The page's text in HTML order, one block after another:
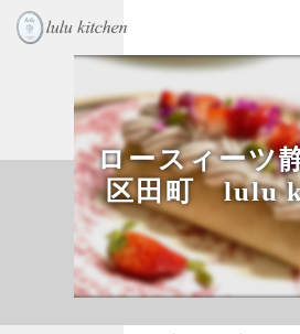
ロースィーツ
区田町 lulu